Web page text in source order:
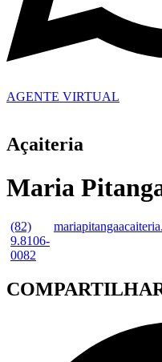
AGENTE VIRTUAL
Açaiteria
Maria
(82)
9.8106-
0082